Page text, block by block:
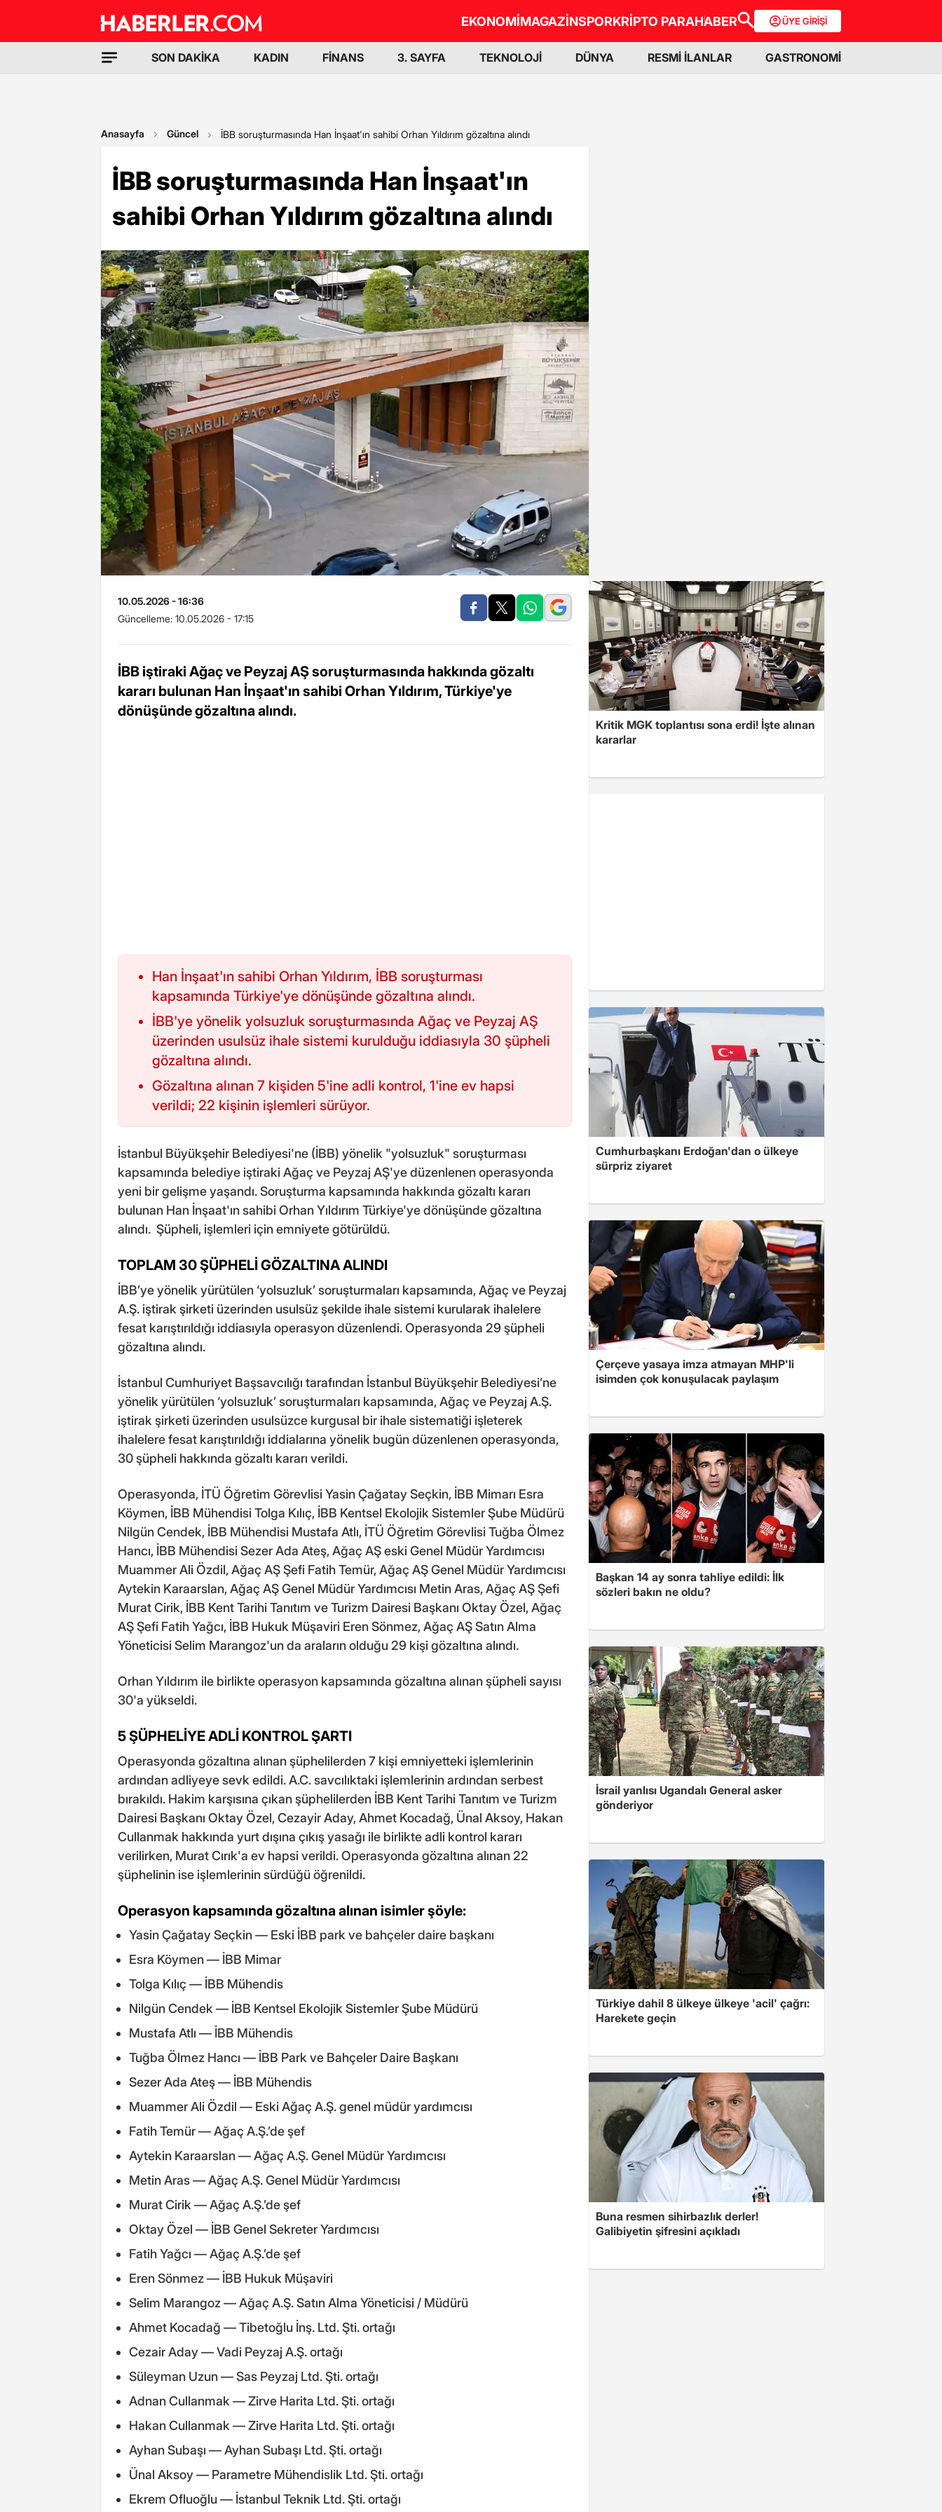
EKONOMİMAGAZİNSPORKRİPTO PARAHABER ÜYE GİRİŞİ
SON DAKİKA KADIN FİNANS 3. SAYFA TEKNOLOJİ DÜNYA RESMİ İLANLAR GASTRONOMİ
Anasayfa Güncel İBB soruşturmasında Han İnşaat'ın sahibi Orhan Yıldırım gözaltına alındı
İBB soruşturmasında Han İnşaat'ın
sahibi Orhan Yıldırım gözaltına alındı
10.05.2026 - 16:36
Güncelleme: 10.05.2026 - 17:15
İBB iştiraki Ağaç ve Peyzaj AŞ soruşturmasında hakkında gözaltı
kararı bulunan Han İnşaat'ın sahibi Orhan Yıldırım, Türkiye'ye
dönüşünde gözaltına alındı.
Han İnşaat'ın sahibi Orhan Yıldırım, İBB soruşturması
kapsamında Türkiye'ye dönüşünde gözaltına alındı.
İBB'ye yönelik yolsuzluk soruşturmasında Ağaç ve Peyzaj AŞ
üzerinden usulsüz ihale sistemi kurulduğu iddiasıyla 30 şüpheli
gözaltına alındı.
Gözaltına alınan 7 kişiden 5'ine adli kontrol, 1'ine ev hapsi
verildi; 22 kişinin işlemleri sürüyor.
İstanbul Büyükşehir Belediyesi'ne (İBB) yönelik "yolsuzluk" soruşturması
kapsamında belediye iştiraki Ağaç ve Peyzaj AŞ'ye düzenlenen operasyonda
yeni bir gelişme yaşandı. Soruşturma kapsamında hakkında gözaltı kararı
bulunan Han İnşaat'ın sahibi Orhan Yıldırım Türkiye'ye dönüşünde gözaltına
alındı. Şüpheli, işlemleri için emniyete götürüldü.
TOPLAM 30 ŞÜPHELİ GÖZALTINA ALINDI
İBB’ye yönelik yürütülen ‘yolsuzluk’ soruşturmaları kapsamında, Ağaç ve Peyzaj
A.Ş. iştirak şirketi üzerinden usulsüz şekilde ihale sistemi kurularak ihalelere
fesat karıştırıldığı iddiasıyla operasyon düzenlendi. Operasyonda 29 şüpheli
gözaltına alındı.
İstanbul Cumhuriyet Başsavcılığı tarafından İstanbul Büyükşehir Belediyesi’ne
yönelik yürütülen ‘yolsuzluk’ soruşturmaları kapsamında, Ağaç ve Peyzaj A.Ş.
iştirak şirketi üzerinden usulsüzce kurgusal bir ihale sistematiği işleterek
ihalelere fesat karıştırıldığı iddialarına yönelik bugün düzenlenen operasyonda,
30 şüpheli hakkında gözaltı kararı verildi.
Operasyonda, İTÜ Öğretim Görevlisi Yasin Çağatay Seçkin, İBB Mimarı Esra
Köymen, İBB Mühendisi Tolga Kılıç, İBB Kentsel Ekolojik Sistemler Şube Müdürü
Nilgün Cendek, İBB Mühendisi Mustafa Atlı, İTÜ Öğretim Görevlisi Tuğba Ölmez
Hancı, İBB Mühendisi Sezer Ada Ateş, Ağaç AŞ eski Genel Müdür Yardımcısı
Muammer Ali Özdil, Ağaç AŞ Şefi Fatih Temür, Ağaç AŞ Genel Müdür Yardımcısı
Aytekin Karaarslan, Ağaç AŞ Genel Müdür Yardımcısı Metin Aras, Ağaç AŞ Şefi
Murat Cirik, İBB Kent Tarihi Tanıtım ve Turizm Dairesi Başkanı Oktay Özel, Ağaç
AŞ Şefi Fatih Yağcı, İBB Hukuk Müşaviri Eren Sönmez, Ağaç AŞ Satın Alma
Yöneticisi Selim Marangoz'un da araların olduğu 29 kişi gözaltına alındı.
Orhan Yıldırım ile birlikte operasyon kapsamında gözaltına alınan şüpheli sayısı
30'a yükseldi.
5 ŞÜPHELİYE ADLİ KONTROL ŞARTI
Operasyonda gözaltına alınan şüphelilerden 7 kişi emniyetteki işlemlerinin
ardından adliyeye sevk edildi. A.C. savcılıktaki işlemlerinin ardından serbest
bırakıldı. Hakim karşısına çıkan şüphelilerden İBB Kent Tarihi Tanıtım ve Turizm
Dairesi Başkanı Oktay Özel, Cezayir Aday, Ahmet Kocadağ, Ünal Aksoy, Hakan
Cullanmak hakkında yurt dışına çıkış yasağı ile birlikte adli kontrol kararı
verilirken, Murat Cırık'a ev hapsi verildi. Operasyonda gözaltına alınan 22
şüphelinin ise işlemlerinin sürdüğü öğrenildi.
Operasyon kapsamında gözaltına alınan isimler şöyle:
Yasin Çağatay Seçkin — Eski İBB park ve bahçeler daire başkanı
Esra Köymen — İBB Mimar
Tolga Kılıç — İBB Mühendis
Nilgün Cendek — İBB Kentsel Ekolojik Sistemler Şube Müdürü
Mustafa Atlı — İBB Mühendis
Tuğba Ölmez Hancı — İBB Park ve Bahçeler Daire Başkanı
Sezer Ada Ateş — İBB Mühendis
Muammer Ali Özdil — Eski Ağaç A.Ş. genel müdür yardımcısı
Fatih Temür — Ağaç A.Ş.’de şef
Aytekin Karaarslan — Ağaç A.Ş. Genel Müdür Yardımcısı
Metin Aras — Ağaç A.Ş. Genel Müdür Yardımcısı
Murat Cirik — Ağaç A.Ş.’de şef
Oktay Özel — İBB Genel Sekreter Yardımcısı
Fatih Yağcı — Ağaç A.Ş.’de şef
Eren Sönmez — İBB Hukuk Müşaviri
Selim Marangoz — Ağaç A.Ş. Satın Alma Yöneticisi / Müdürü
Ahmet Kocadağ — Tibetoğlu İnş. Ltd. Şti. ortağı
Cezair Aday — Vadi Peyzaj A.Ş. ortağı
Süleyman Uzun — Sas Peyzaj Ltd. Şti. ortağı
Adnan Cullanmak — Zirve Harita Ltd. Şti. ortağı
Hakan Cullanmak — Zirve Harita Ltd. Şti. ortağı
Ayhan Subaşı — Ayhan Subaşı Ltd. Şti. ortağı
Ünal Aksoy — Parametre Mühendislik Ltd. Şti. ortağı
Ekrem Ofluoğlu — İstanbul Teknik Ltd. Şti. ortağı
Kritik MGK toplantısı sona erdi! İşte alınan
kararlar
Cumhurbaşkanı Erdoğan'dan o ülkeye
sürpriz ziyaret
Çerçeve yasaya imza atmayan MHP'li
isimden çok konuşulacak paylaşım
Başkan 14 ay sonra tahliye edildi: İlk
sözleri bakın ne oldu?
İsrail yanlısı Ugandalı General asker
gönderiyor
Türkiye dahil 8 ülkeye ülkeye 'acil' çağrı:
Harekete geçin
Buna resmen sihirbazlık derler!
Galibiyetin şifresini açıkladı